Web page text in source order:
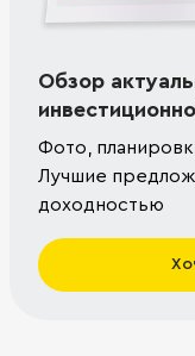
Обзор
Фото,
Лучшие
доходностью